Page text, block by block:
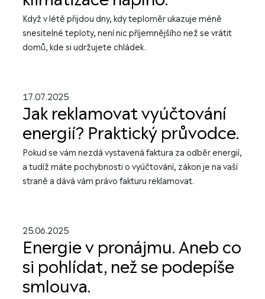
Když v létě přijdou dny, kdy teploměr ukazuje méně
snesitelné teploty, není nic příjemnějšího než se vrátit
domů, kde si udržujete chládek.
17.07.2025
Jak reklamovat vyúčtování
energií? Praktický průvodce.
Pokud se vám nezdá vystavená faktura za odběr energií,
a tudíž máte pochybnosti o vyúčtování, zákon je na vaší
straně a dává vám právo fakturu reklamovat.
25.06.2025
Energie v pronájmu. Aneb co
si pohlídat, než se podepíše
smlouva.